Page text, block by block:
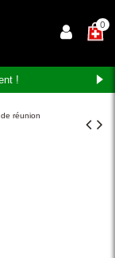
×0
!
réunion